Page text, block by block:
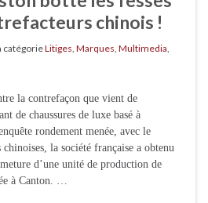
chinois !
catégorieLitiges Marques Multimedia
la contrefaçon que vient de
de chaussures de luxe basé à
rondement menée, avec le
la société française a obtenu
d’une unité de production de
à Canton. …